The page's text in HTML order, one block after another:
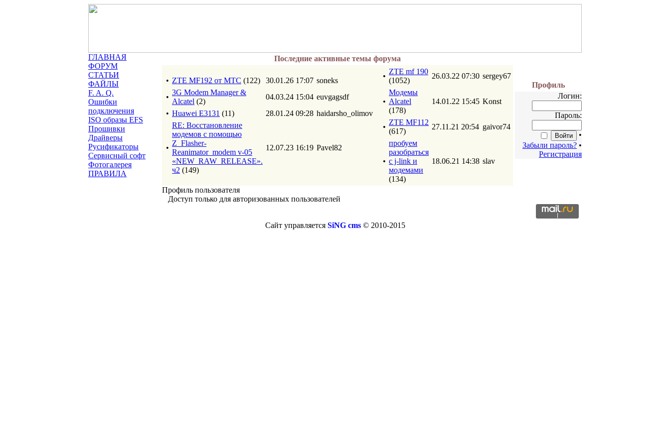
ГЛАВНАЯ
ФОРУМ
СТАТЬИ
ФАЙЛЫ
F. A. Q.
Ошибки
подключения
ISO образы EFS
Прошивки
Драйверы
Русификаторы
Сервисный софт
Фотогалерея
ПРАВИЛА
Последние активные темы форума
• ZTE MF192 от МТС (122) 30.01.26 17:07 soneks
•
3G Modem Manager &
Alcatel (2)
04.03.24 15:04 euvgagsdf
• Huawei E3131 (11) 28.01.24 09:28 haidarsho_olimov
•
RE: Восстановление
модемов с помощью
Z_Flasher-
Reanimator_modem v-05
«NEW_RAW_RELEASE».
ч2 (149)
12.07.23 16:19 Pavel82
•
ZTE mf 190
(1052)
26.03.22 07:30 sergey67
•
Модемы
Alcatel
(178)
14.01.22 15:45 Konst
•
ZTE MF112
(617)
27.11.21 20:54 gaivor74
•
пробуем
разобраться
с j-link и
модемами
(134)
18.06.21 14:38 slav
Профиль
Логин:
Пароль:
•
Забыли пароль? •
Регистрация
Профиль пользователя
Доступ только для авторизованных пользователей
Сайт управляется SiNG cms© 2010-2015